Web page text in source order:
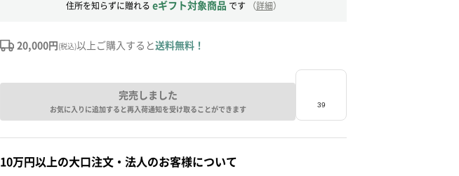
住所を知らずに贈れる eギフト対象商品 です （詳細）
20,000円(税込)以上ご購入すると送料無料！
完売しました
お気に入りに追加すると再入荷通知を受け取ることができます
10万円以上の大口注文・法人のお客様について